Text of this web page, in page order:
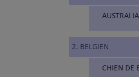
2. BELGIEN
CHIEN DE